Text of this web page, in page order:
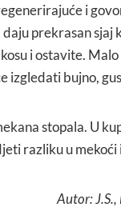
i
prekrasan sjaj
i ostavite.
izgledati bujno,
stopala. U
razliku u mekoći
Autor: